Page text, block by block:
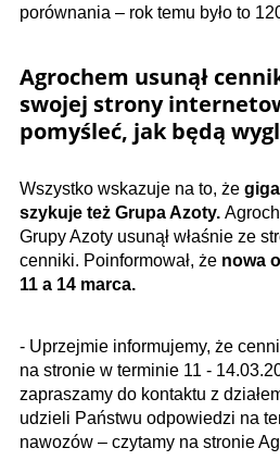
porównania – rok temu było to
Agrochem usunął
swojej strony
pomyśleć, jak będą
Wszystko wskazuje na to, że
szykuje też Grupa Azoty.
Grupy Azoty usunął właśnie ze
cenniki. Poinformował, że nowa
11 a 14 marca.
- Uprzejmie informujemy, że
na stronie w terminie 11 -
zapraszamy do kontaktu z
udzieli Państwu odpowiedzi na
nawozów – czytamy na stronie